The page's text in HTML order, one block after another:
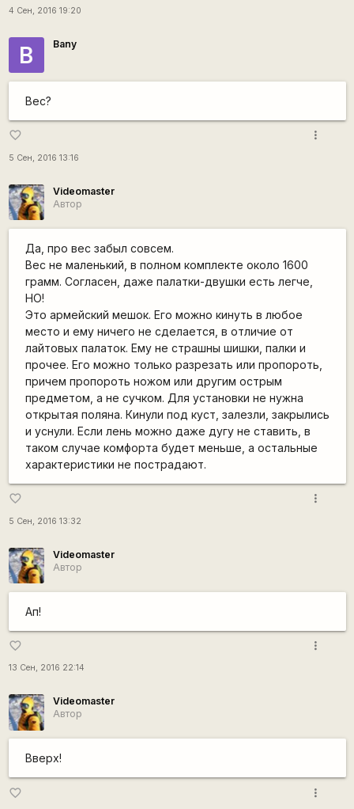
4 Сен, 2016 19:20
B Bany
Вес?
favorite_border
5 Сен, 2016 13:16
more_vert
Videomaster
Автор
Да, про вес забыл совсем.
Вес не маленький, в полном комплекте около 1600
грамм. Согласен, даже палатки-двушки есть легче,
НО!
Это армейский мешок. Его можно кинуть в любое
место и ему ничего не сделается, в отличие от
лайтовых палаток. Ему не страшны шишки, палки и
прочее. Его можно только разрезать или пропороть,
причем пропороть ножом или другим острым
предметом, а не сучком. Для установки не нужна
открытая поляна. Кинули под куст, залезли, закрылись
и уснули. Если лень можно даже дугу не ставить, в
таком случае комфорта будет меньше, а остальные
характеристики не пострадают.
favorite_border
5 Сен, 2016 13:32
more_vert
Videomaster
Автор
Ап!
favorite_border
13 Сен, 2016 22:14
more_vert
Videomaster
Автор
Вверх!
favorite_border more_vert